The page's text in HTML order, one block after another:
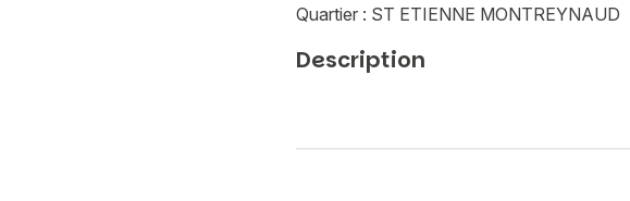
Quartier : ST ETIENNE MONTREYNAUD
Description